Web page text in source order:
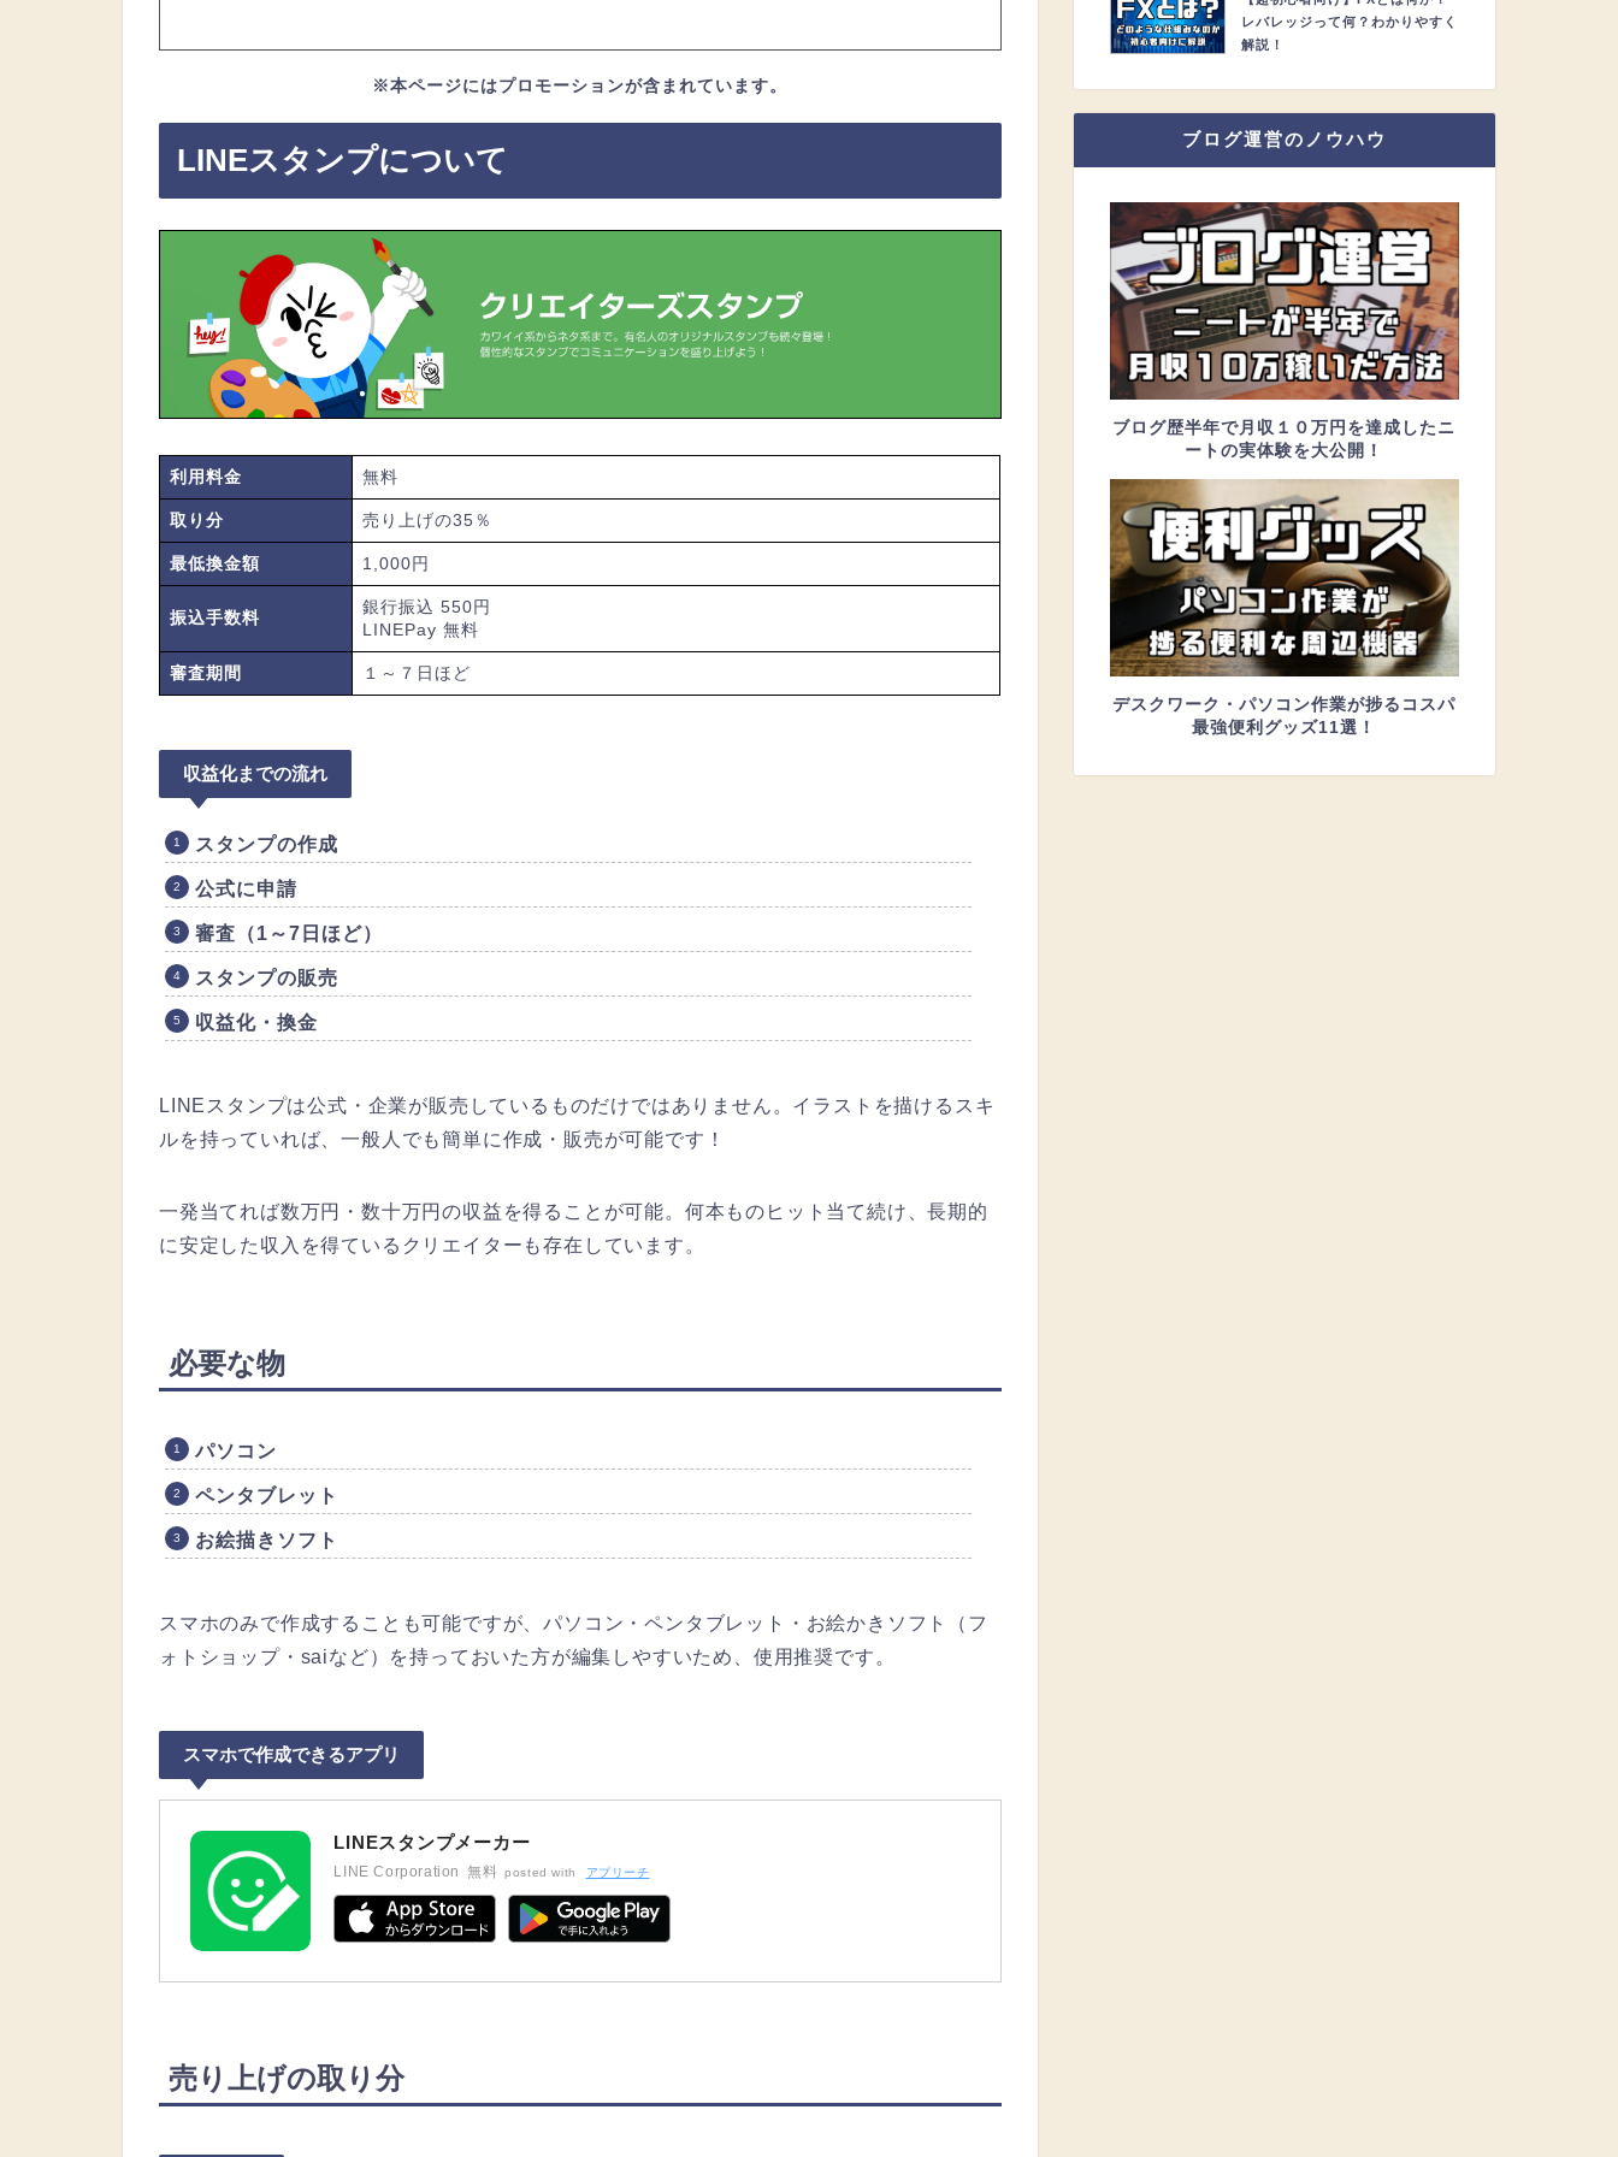
※本ページにはプロモーションが含まれています。
LINEスタンプについて
利用料金 無料
取り分 売り上げの35％
最低換金額 1,000円
振込手数料
銀行振込 550円
LINEPay 無料
審査期間 １～７日ほど
収益化までの流れ
スタンプの作成
公式に申請
審査（1～7日ほど）
スタンプの販売
収益化・換金
LINEスタンプは公式・企業が販売しているものだけではありません。イラストを描けるスキ
ルを持っていれば、一般人でも簡単に作成・販売が可能です！
一発当てれば数万円・数十万円の収益を得ることが可能。何本ものヒット当て続け、長期的
に安定した収入を得ているクリエイターも存在しています。
必要な物
パソコン
ペンタブレット
お絵描きソフト
スマホのみで作成することも可能ですが、パソコン・ペンタブレット・お絵かきソフト（フ
ォトショップ・saiなど）を持っておいた方が編集しやすいため、使用推奨です。
スマホで作成できるアプリ
LINEスタンプメーカー
LINE Corporation 無料 posted with アプリーチ
売り上げの取り分
レバレッジって何？わかりやすく
解説！
ブログ運営のノウハウ
ブログ歴半年で月収１０万円を達成したニ
ートの実体験を大公開！
デスクワーク・パソコン作業が捗るコスパ
最強便利グッズ11選！